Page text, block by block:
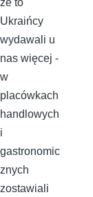
że to
Ukraińcy
wydawali u
nas więcej -
w
placówkach
handlowych
i
gastronomic
znych
zostawiali